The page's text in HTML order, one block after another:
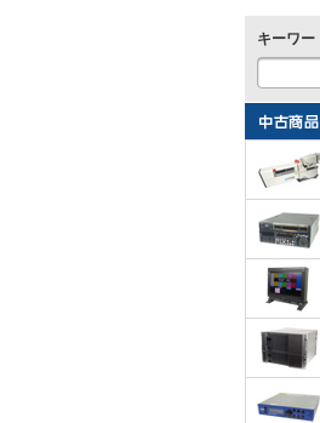
キーワー